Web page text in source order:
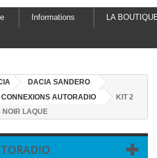
Informations LA
DACIA SANDERO
CONNEXIONS AUTORADIO
KIT 2
NOIR LAQUE